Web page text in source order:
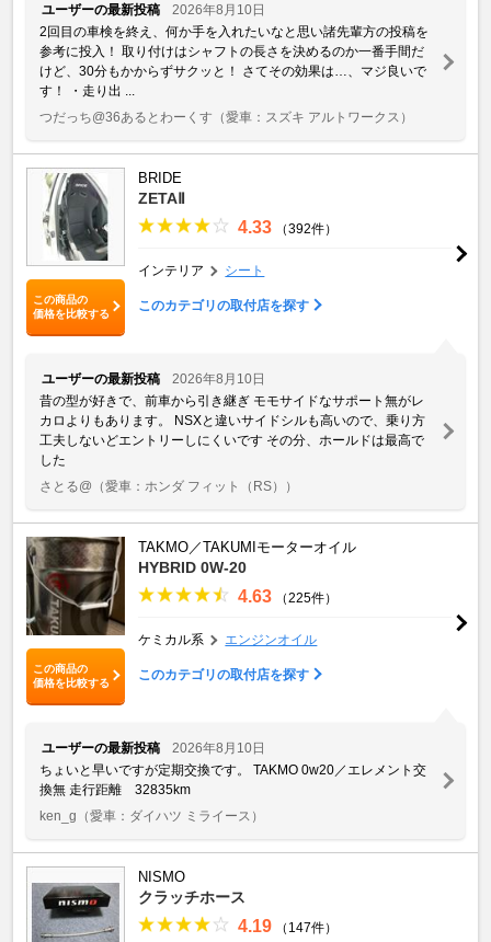
ユーザーの最新投稿
2026年8月10日
2回目の車検を終え、何か手を入れたいなと思い諸先輩方の投稿を
参考に投入！ 取り付けはシャフトの長さを決めるのか一番手間だ
けど、30分もかからずサクッと！ さてその効果は…、マジ良いで
す！ ・走り出 ...
つだっち@36あるとわーくす （愛車：スズキ アルトワークス）
この商品の
価格を比較する
BRIDE
ZETAⅡ
4.33 （392件）
インテリア シート
このカテゴリの取付店を探す
ユーザーの最新投稿
2026年8月10日
昔の型が好きで、前車から引き継ぎ モモサイドなサポート無がレ
カロよりもあります。 NSXと違いサイドシルも高いので、乗り方
工夫しないどエントリーしにくいです その分、ホールドは最高で
した
さとる@ （愛車：ホンダ フィット（RS））
この商品の
価格を比較する
TAKMO／TAKUMIモーターオイル
HYBRID 0W-20
4.63 （225件）
ケミカル系 エンジンオイル
このカテゴリの取付店を探す
ユーザーの最新投稿
2026年8月10日
ちょいと早いですが定期交換です。 TAKMO 0w20／エレメント交
換無 走行距離 32835km
ken_g （愛車：ダイハツ ミライース）
NISMO
クラッチホース
4.19 （147件）